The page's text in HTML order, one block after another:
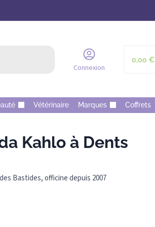
Connexion
0,00 €
Vétérinaire Marques Coffrets
Kahlo à Dents
Bastides, officine depuis 2007